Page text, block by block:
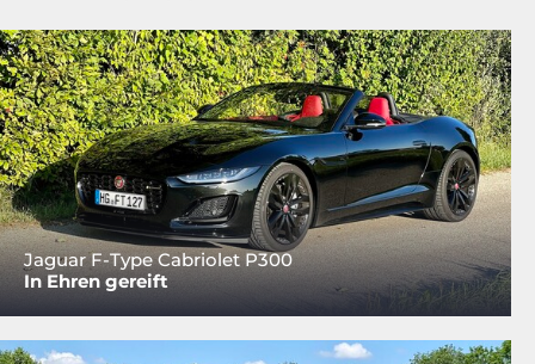
Jaguar F-Type Cabriolet P300
In Ehren gereift